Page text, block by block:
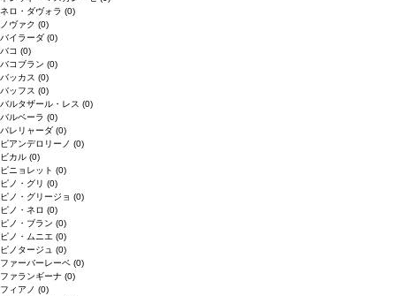
ネロ・ダヴォラ (0)
ノヴァク (0)
バイラーダ (0)
バコ (0)
バコブラン (0)
バッカス (0)
バッフス (0)
バルタザール・レス (0)
バルベーラ (0)
パレリャーダ (0)
ピアンデロリーノ (0)
ビカル (0)
ピニョレット (0)
ピノ・グリ (0)
ピノ・グリージョ (0)
ピノ・ネロ (0)
ピノ・ブラン (0)
ピノ・ムニエ (0)
ピノタージュ (0)
ファーバーレーベ (0)
ファランギーナ (0)
フィアノ (0)